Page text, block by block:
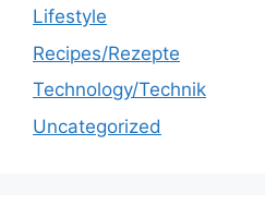
Lifestyle
Recipes/Rezepte
Technology/Technik
Uncategorized